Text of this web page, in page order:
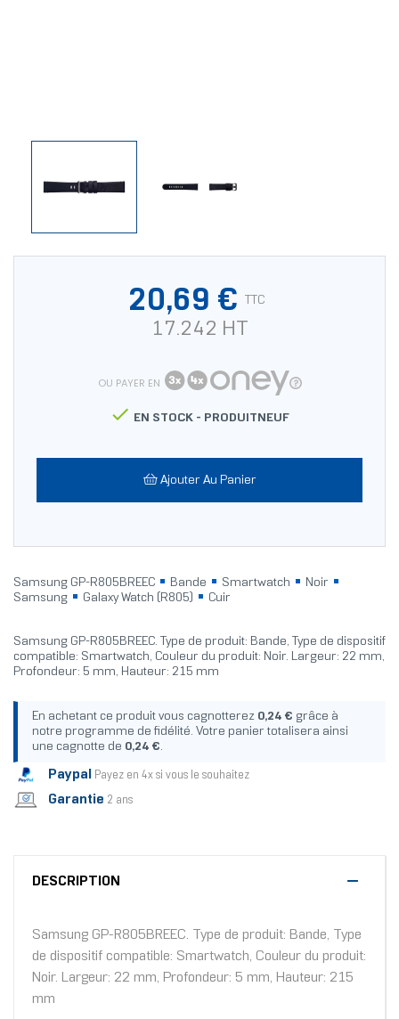
20,69 € TTC
17.242 HT
OU PAYER EN
 EN STOCK - PRODUITNEUF
Ajouter Au Panier
Samsung GP-R805BREEC Bande Smartwatch
Noir
Samsung
Galaxy Watch (R805) Cuir
Samsung GP-R805BREEC. Type de produit: Bande, Type de dispositif
compatible: Smartwatch, Couleur du produit: Noir. Largeur: 22 mm,
Profondeur: 5 mm, Hauteur: 215 mm
En achetant ce produit vous cagnotterez 0,24 € grâce à
notre programme de fidélité. Votre panier totalisera ainsi
une cagnotte de 0,24 €.
Paypal Payez en 4x si vous le souhaitez
Garantie 2 ans
DESCRIPTION
Samsung GP-R805BREEC. Type de produit: Bande, Type
de dispositif compatible: Smartwatch, Couleur du produit:
Noir. Largeur: 22 mm, Profondeur: 5 mm, Hauteur: 215
mm